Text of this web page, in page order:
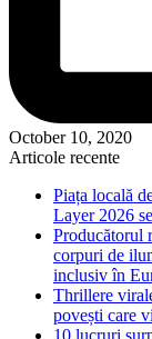
October 10, 2020
Articole recente
Piața locală
Layer 2026
Producătorul
corpuri de
inclusiv în
Thrillere
povești care